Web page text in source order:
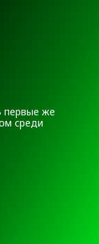
первые же
среди